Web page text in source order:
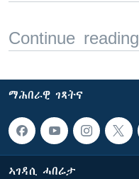
Continue reading
ማሕበራዊ ገጻትና
ኣገዳሲ ሓበሬታ